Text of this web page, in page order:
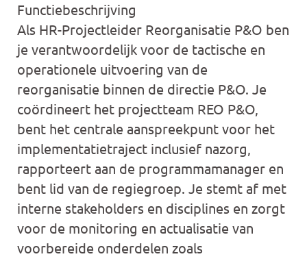
Functiebeschrijving
Als HR-Projectleider Reorganisatie P&O ben
je verantwoordelijk voor de tactische en
operationele uitvoering van de
reorganisatie binnen de directie P&O. Je
coördineert het projectteam REO P&O,
bent het centrale aanspreekpunt voor het
implementatietraject inclusief nazorg,
rapporteert aan de programmamanager en
bent lid van de regiegroep. Je stemt af met
interne stakeholders en disciplines en zorgt
voor de monitoring en actualisatie van
voorbereide onderdelen zoals